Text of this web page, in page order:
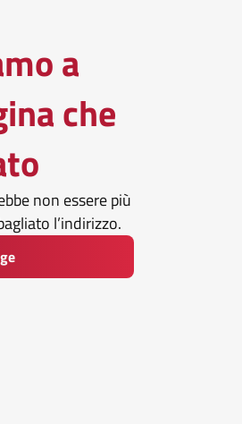
a
che
non essere più
l’indirizzo.